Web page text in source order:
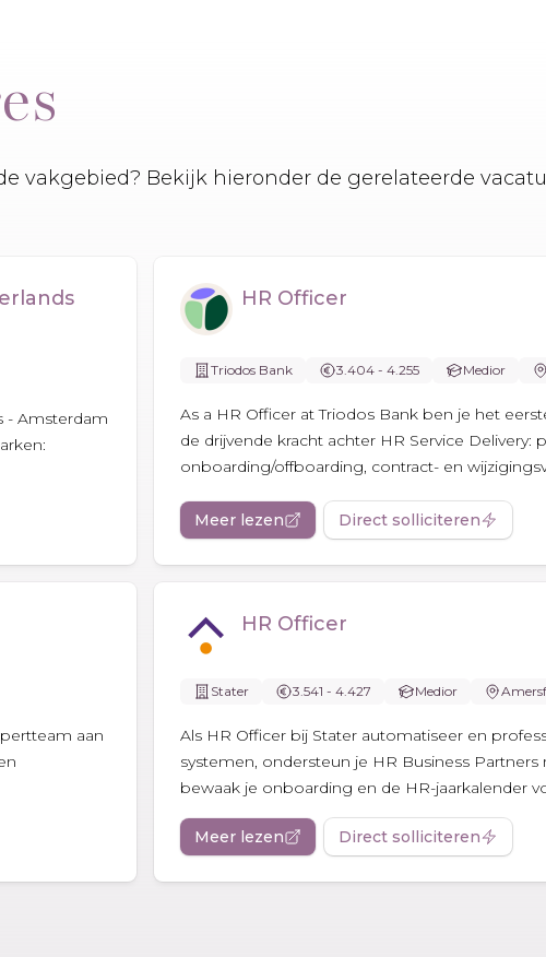
vakgebied? Bekijk hieronder de gerelateerde
- Amsterdam
HR Officer
Triodos Bank 3.404 - 4.255 Medior
As a HR Officer at Triodos Bank ben je het
de drijvende kracht achter HR Service Delivery:
onboarding/offboarding, contract- en
Meer lezen Direct solliciteren
aan
HR Officer
Stater 3.541 - 4.427 Medior
Als HR Officer bij Stater automatiseer en
systemen, ondersteun je HR Business
bewaak je onboarding en de HR-jaarkalender
Meer lezen Direct solliciteren